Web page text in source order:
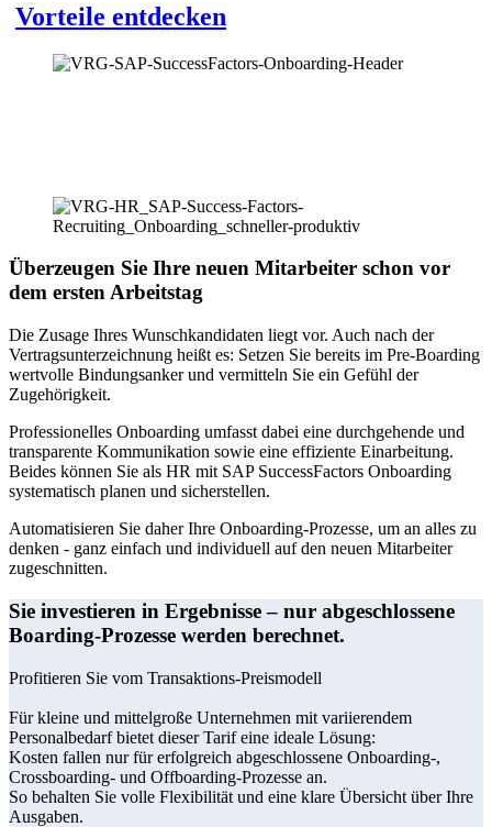
Vorteile entdecken
Überzeugen Sie Ihre neuen Mitarbeiter schon vor
dem ersten Arbeitstag
Die Zusage Ihres Wunschkandidaten liegt vor. Auch nach der
Vertragsunterzeichnung heißt es: Setzen Sie bereits im Pre-Boarding
wertvolle Bindungsanker und vermitteln Sie ein Gefühl der
Zugehörigkeit.
Professionelles Onboarding umfasst dabei eine durchgehende und
transparente Kommunikation sowie eine effiziente Einarbeitung.
Beides können Sie als HR mit SAP SuccessFactors Onboarding
systematisch planen und sicherstellen.
Automatisieren Sie daher Ihre Onboarding-Prozesse, um an alles zu
denken - ganz einfach und individuell auf den neuen Mitarbeiter
zugeschnitten.
Sie investieren in Ergebnisse – nur abgeschlossene
Boarding-Prozesse werden berechnet.
Profitieren Sie vom Transaktions-Preismodell
Für kleine und mittelgroße Unternehmen mit variierendem
Personalbedarf bietet dieser Tarif eine ideale Lösung:
Kosten fallen nur für erfolgreich abgeschlossene Onboarding-,
Crossboarding- und Offboarding-Prozesse an.
So behalten Sie volle Flexibilität und eine klare Übersicht über Ihre
Ausgaben.